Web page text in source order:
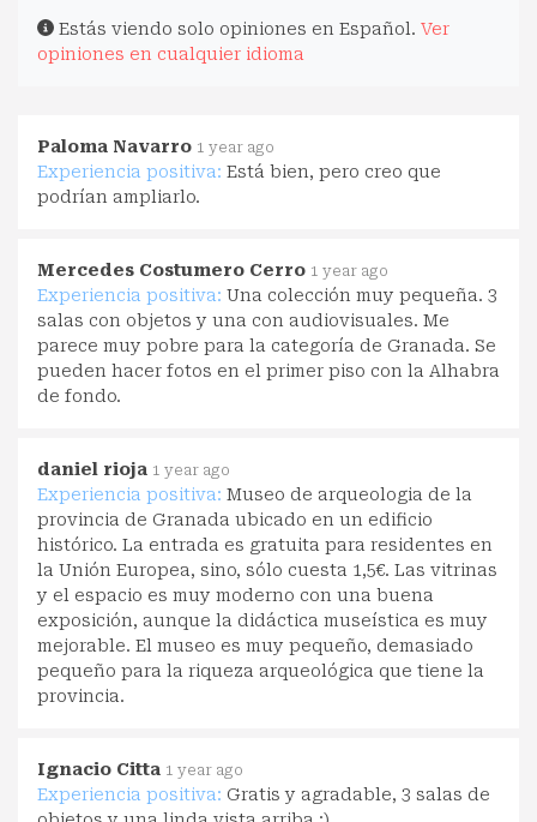
Estás viendo solo opiniones en Español. Ver
opiniones en cualquier idioma
Paloma Navarro 1 year ago
Experiencia positiva: Está bien, pero creo que
podrían ampliarlo.
Mercedes Costumero Cerro 1 year ago
Experiencia positiva: Una colección muy pequeña. 3
salas con objetos y una con audiovisuales. Me
parece muy pobre para la categoría de Granada. Se
pueden hacer fotos en el primer piso con la Alhabra
de fondo.
daniel rioja 1 year ago
Experiencia positiva: Museo de arqueologia de la
provincia de Granada ubicado en un edificio
histórico. La entrada es gratuita para residentes en
la Unión Europea, sino, sólo cuesta 1,5€. Las vitrinas
y el espacio es muy moderno con una buena
exposición, aunque la didáctica museística es muy
mejorable. El museo es muy pequeño, demasiado
pequeño para la riqueza arqueológica que tiene la
provincia.
Ignacio Citta 1 year ago
Experiencia positiva: Gratis y agradable, 3 salas de